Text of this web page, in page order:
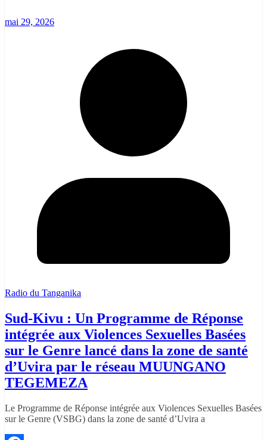
mai 29, 2026
Radio du Tanganika
Sud-Kivu : Un Programme de Réponse
intégrée aux Violences Sexuelles Basées
sur le Genre lancé dans la zone de santé
d’Uvira par le réseau MUUNGANO
TEGEMEZA
Le Programme de Réponse intégrée aux Violences Sexuelles Basées
sur le Genre (VSBG) dans la zone de santé d’Uvira a